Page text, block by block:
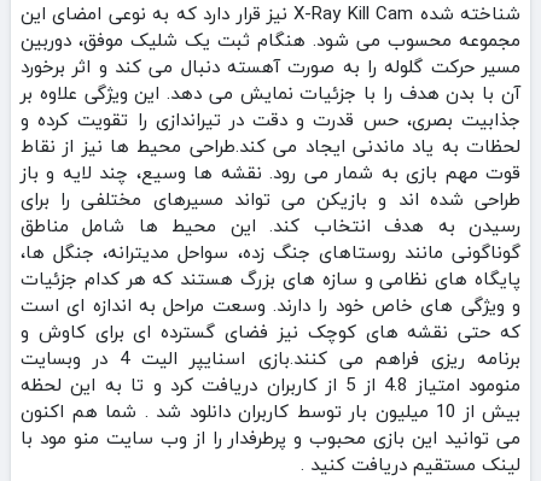
شناخته‌ شده X-Ray Kill Cam نیز قرار دارد که به‌ نوعی امضای این
مجموعه محسوب می‌ شود. هنگام ثبت یک شلیک موفق، دوربین
مسیر حرکت گلوله را به‌ صورت آهسته دنبال می‌ کند و اثر برخورد
آن با بدن هدف را با جزئیات نمایش می‌ دهد. این ویژگی علاوه بر
جذابیت بصری، حس قدرت و دقت در تیراندازی را تقویت کرده و
لحظات به‌ یاد ماندنی ایجاد می‌ کند.طراحی محیط‌ ها نیز از نقاط
قوت مهم بازی به شمار می‌ رود. نقشه‌ ها وسیع، چند لایه و باز
طراحی شده‌ اند و بازیکن می‌ تواند مسیرهای مختلفی را برای
رسیدن به هدف انتخاب کند. این محیط‌ ها شامل مناطق
گوناگونی مانند روستاهای جنگ‌ زده، سواحل مدیترانه، جنگل‌ ها،
پایگاه‌ های نظامی و سازه‌ های بزرگ هستند که هر کدام جزئیات
و ویژگی‌ های خاص خود را دارند. وسعت مراحل به اندازه‌ ای است
که حتی نقشه‌ های کوچک نیز فضای گسترده‌ ای برای کاوش و
برنامه‌ ریزی فراهم می‌ کنند.بازی اسنایپر الیت 4 در وبسایت
منومود امتیاز 4.8 از 5 از کاربران دریافت کرد و تا به این لحظه
بیش از 10 میلیون بار توسط کاربران دانلود شد . شما هم اکنون
می توانید این بازی محبوب و پرطرفدار را از وب سایت منو مود با
لینک مستقیم دریافت کنید .